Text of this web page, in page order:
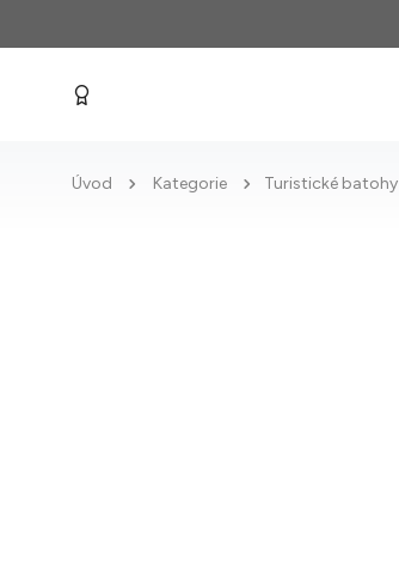
Úvod Kategorie Turistické batohy